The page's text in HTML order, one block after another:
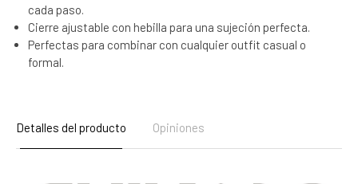
cada paso.
Cierre ajustable con hebilla para una sujeción perfecta.
Perfectas para combinar con cualquier outfit casual o
formal.
Detalles del producto Opiniones